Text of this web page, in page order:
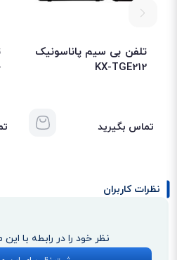
فراهم کرده است.
تلفن بی سیم پاناسونیک
KX-TGE212
تماس بگیرید
نظرات کاربران
نظر خود را در رابطه با